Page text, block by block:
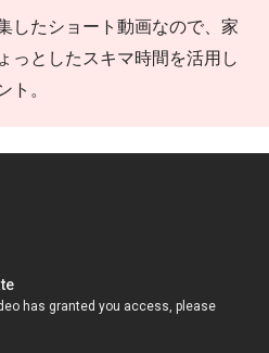
したショート動画なので、家
っとしたスキマ時間を活用し
ト。